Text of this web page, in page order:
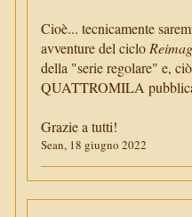
Cioè... tecnicamente
avventure del ciclo
della "serie regolare" e,
QUATTROMILA
Grazie a tutti!
Sean, 18 giugno 2022